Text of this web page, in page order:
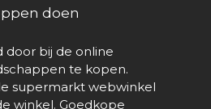
doen
door bij de online
te kopen.
supermarkt webwinkel
winkel. Goedkope